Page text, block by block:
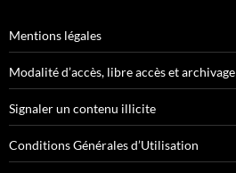
Mentions légales
Modalité d’accès, libre accès et archivage
Signaler un contenu illicite
Conditions Générales d’Utilisation